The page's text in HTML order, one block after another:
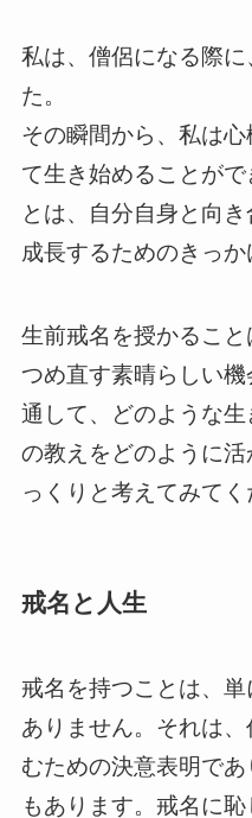
私は、僧侶になる際
た。
その瞬間から、私は
て生き始めることが
とは、自分自身と向
成長するためのきっか
生前戒名を授かるこ
つめ直す素晴らしい
通して、どのような
の教えをどのように
っくりと考えてみてく
戒名と人生
戒名を持つことは、
ありません。それは
むための決意表明で
もあります。戒名に